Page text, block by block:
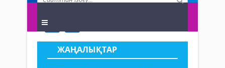
ЖАҢАЛЫҚТАР